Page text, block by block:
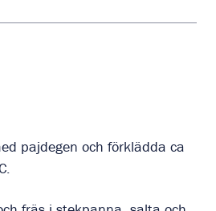
pajdegen och förklädda ca